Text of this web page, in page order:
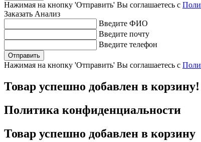
Нажимая на кнопку 'Отправить' Вы соглашаетесь с
Заказать Анализ
Введите ФИО
Введите почту
Введите телефон
Отправить
Нажимая на кнопку 'Отправить' Вы соглашаетесь с
Товар успешно добавлен в корзину!
Политика конфиденциальности
Товар успешно добавлен в корзину